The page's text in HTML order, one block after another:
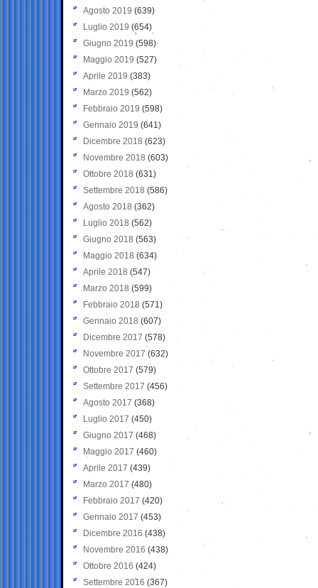
Agosto 2019 (639)
Luglio 2019 (654)
Giugno 2019 (598)
Maggio 2019 (527)
Aprile 2019 (383)
Marzo 2019 (562)
Febbraio 2019 (598)
Gennaio 2019 (641)
Dicembre 2018 (623)
Novembre 2018 (603)
Ottobre 2018 (631)
Settembre 2018 (586)
Agosto 2018 (362)
Luglio 2018 (562)
Giugno 2018 (563)
Maggio 2018 (634)
Aprile 2018 (547)
Marzo 2018 (599)
Febbraio 2018 (571)
Gennaio 2018 (607)
Dicembre 2017 (578)
Novembre 2017 (632)
Ottobre 2017 (579)
Settembre 2017 (456)
Agosto 2017 (368)
Luglio 2017 (450)
Giugno 2017 (468)
Maggio 2017 (460)
Aprile 2017 (439)
Marzo 2017 (480)
Febbraio 2017 (420)
Gennaio 2017 (453)
Dicembre 2016 (438)
Novembre 2016 (438)
Ottobre 2016 (424)
Settembre 2016 (367)